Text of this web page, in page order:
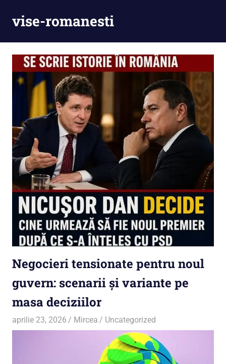
vise-romanesti
Negocieri tensionate pentru noul
guvern: scenarii și variante pe
masa deciziilor
aprilie 23, 2026 Mircea Uncategorized